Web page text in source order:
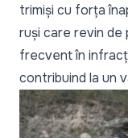
trimiși cu forța
ruși care revin de
frecvent în
contribuind la un